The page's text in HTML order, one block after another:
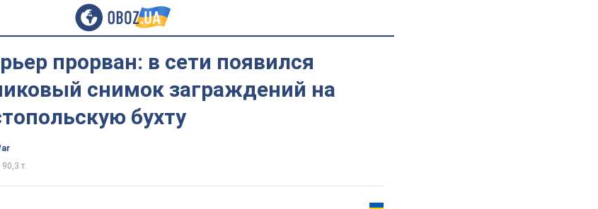
прорван: в сети появился
снимок заграждений на
бухту
90,3 т.